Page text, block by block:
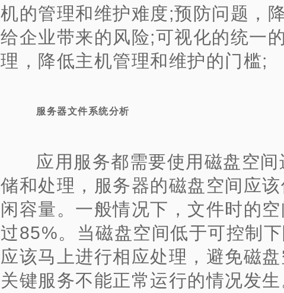
机的管理和维护难度;预防问题，
给企业带来的风险;可视化的统一
理，降低主机管理和维护的门槛;
服务器文件系统分析
应用服务都需要使用磁盘空
储和处理，服务器的磁盘空间应
闲容量。一般情况下，文件时的
过85%。当磁盘空间低于可控制
应该马上进行相应处理，避免磁
关键服务不能正常运行的情况发